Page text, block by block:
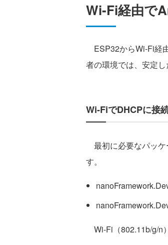
Wi-Fi経由で
ESP32からWi-Fi経
者の環境では、安定し
Wi-FiでDHCPに接
最初に必要なパッケ
す。
Wi-Fi（802.11b/g/n